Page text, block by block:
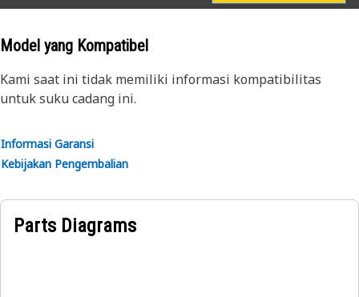
Model yang Kompatibel
Kami saat ini tidak memiliki informasi kompatibilitas
untuk suku cadang ini.
Informasi Garansi
Kebijakan Pengembalian
Parts Diagrams